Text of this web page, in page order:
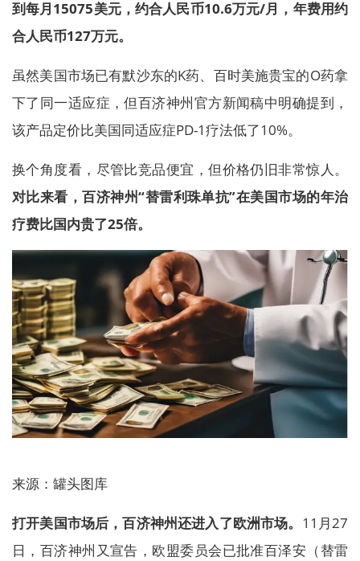
到每月15075美元，约合人民币10.6万元/月，年费用约
合人民币127万元。
虽然美国市场已有默沙东的K药、百时美施贵宝的O药拿
下了同一适应症，但百济神州官方新闻稿中明确提到，
该产品定价比美国同适应症PD-1疗法低了10%。
换个角度看，尽管比竞品便宜，但价格仍旧非常惊人。
对比来看，百济神州“替雷利珠单抗”在美国市场的年治
疗费比国内贵了25倍。
来源：罐头图库
打开美国市场后，百济神州还进入了欧洲市场。 11月27
日，百济神州又宣告，欧盟委员会已批准百泽安（替雷